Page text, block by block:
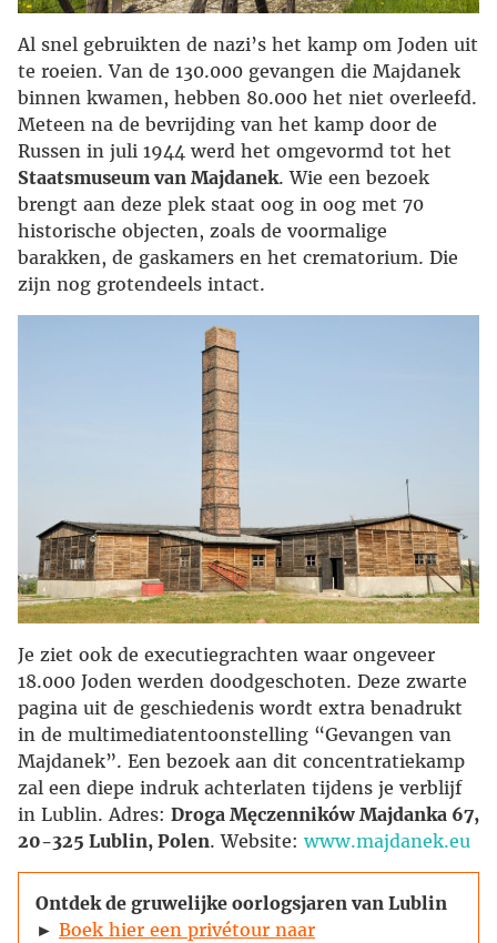
Al snel gebruikten de nazi’s het kamp om Joden uit
te roeien. Van de 130.000 gevangen die Majdanek
binnen kwamen, hebben 80.000 het niet overleefd.
Meteen na de bevrijding van het kamp door de
Russen in juli 1944 werd het omgevormd tot het
Staatsmuseum van Majdanek. Wie een bezoek
brengt aan deze plek staat oog in oog met 70
historische objecten, zoals de voormalige
barakken, de gaskamers en het crematorium. Die
zijn nog grotendeels intact.
Je ziet ook de executiegrachten waar ongeveer
18.000 Joden werden doodgeschoten. Deze zwarte
pagina uit de geschiedenis wordt extra benadrukt
in de multimediatentoonstelling “Gevangen van
Majdanek”. Een bezoek aan dit concentratiekamp
zal een diepe indruk achterlaten tijdens je verblijf
in Lublin. Adres: Droga Męczenników Majdanka 67,
20-325 Lublin, Polen. Website: www.majdanek.eu
Ontdek de gruwelijke oorlogsjaren van Lublin
► Boek hier een privétour naar